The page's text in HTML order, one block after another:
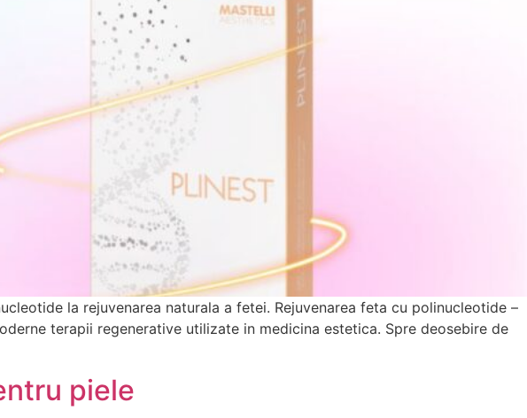
la rejuvenarea naturala a fetei. Rejuvenarea feta cu polinucleotide –
terapii regenerative utilizate in medicina estetica. Spre deosebire de
piele